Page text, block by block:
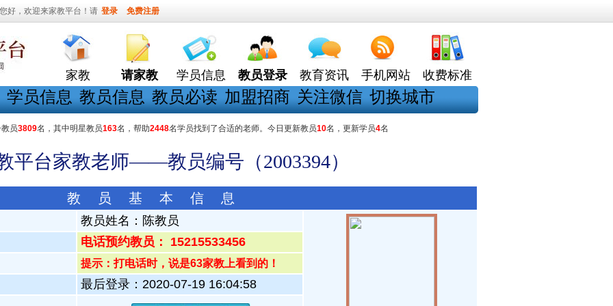
好，欢迎来家教平台！请 登录 免费注册
家教 请家教 学员信息 教员登录 教育资讯 手机网站 收费标准
学员信息 教员信息 教员必读 加盟招商 关注微信 切换城市
员3809名，其中明星教员163名，帮助2448名学员找到了合适的老师。今日更新教员10名，更新学员4名
平台家教老师——教员编号（2003394）
教 员 基 本 信 息
教员姓名： 陈教员
电话预约教员： 15215533456
提示：打电话时，说是63家教上看到的！
最后登录：2020-07-19 16:04:58